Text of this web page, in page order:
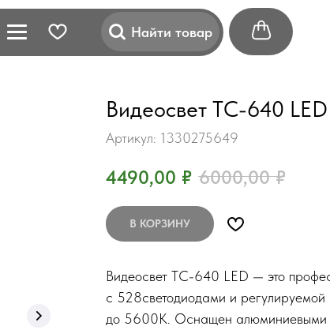
Найти товар
Видеосвет TC-640 LED
Артикул: 1330275649
4490,00 ₽ 6000,00 ₽
В КОРЗИНУ
Видеосвет TC-640 LED — это
с 528светодиодами и
до 5600K. Оснащен алюминиевыми